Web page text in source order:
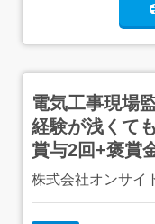
電気工事現場
経験が浅くて
賞与2回+褒賞
株式会社オンサイ